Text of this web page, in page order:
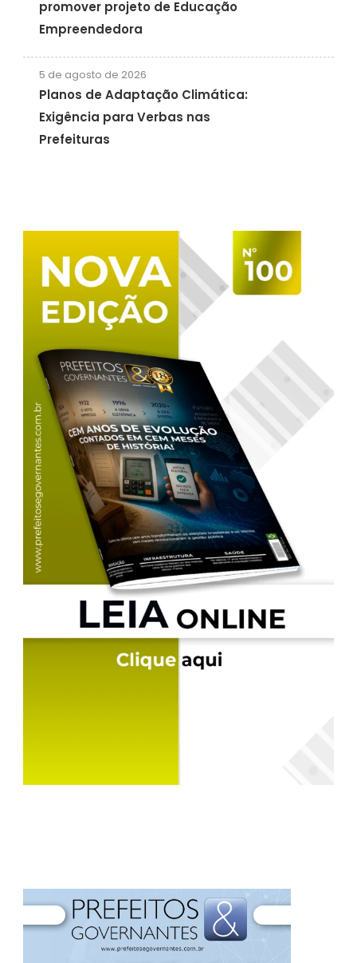
promover projeto de Educação
Empreendedora
5 de agosto de 2026
Planos de Adaptação Climática:
Exigência para Verbas nas
Prefeituras